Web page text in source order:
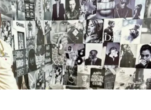
X
InstagramYouTubeTikTok